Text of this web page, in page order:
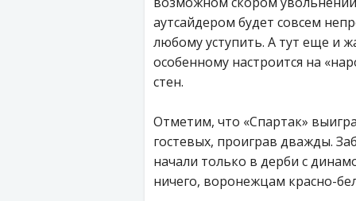
аутсайдером будет совсем
любому уступить. А тут еще и
особенному настроится на
стен.
Отметим, что «Спартак»
гостевых, проиграв дважды.
начали только в дерби с
ничего, воронежцам красно-